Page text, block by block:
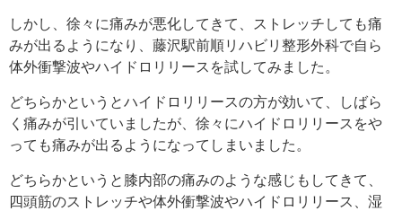
しかし、徐々に痛みが悪化してきて、ストレッチしても痛
みが出るようになり、藤沢駅前順リハビリ整形外科で自ら
体外衝撃波やハイドロリリースを試してみました。
どちらかというとハイドロリリースの方が効いて、しばら
く痛みが引いていましたが、徐々にハイドロリリースをや
っても痛みが出るようになってしまいました。
どちらかというと膝内部の痛みのような感じもしてきて、
四頭筋のストレッチや体外衝撃波やハイドロリリース、湿